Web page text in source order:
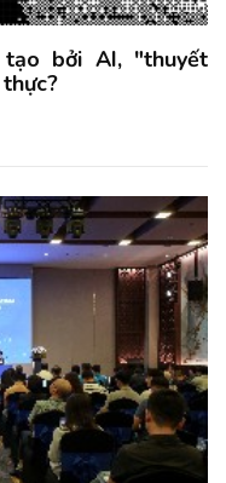
bởi AI, "thuyết